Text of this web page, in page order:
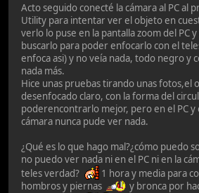
Acto seguido conecté la cámara al PC al
Utility para intentar ver el objeto en
verlo lo puse en la pantalla zoom del PC
buscarlo para poder enfocarlo con el
enfoca asi) y no veía nada, todo negro y
nada más.
Hice unas pruebas tirando unas fotos,el
desenfocado claro, con la forma del
poderencontrarlo mejor, pero en el PC y
cámara nunca pude ver nada.
¿Qué es lo que hago mal?¿cómo puedo
no puedo ver nada ni en el PC ni en la
teles verdad?
1 hora y media para
hombros y piernas
y bronca por